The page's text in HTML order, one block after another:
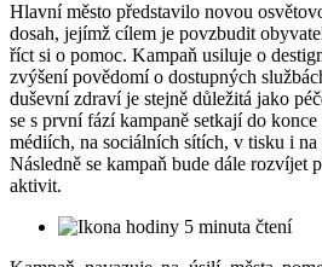
Hlavní město představilo novou
dosah, jejímž cílem je povzbudit
říct si o pomoc. Kampaň usiluje o
zvýšení povědomí o dostupných
duševní zdraví je stejně důležitá jako
se s první fází kampaně setkají do
médiích, na sociálních sítích, v tisku i
Následně se kampaň bude dále rozvíjet
aktivit.
5 minuta čtení